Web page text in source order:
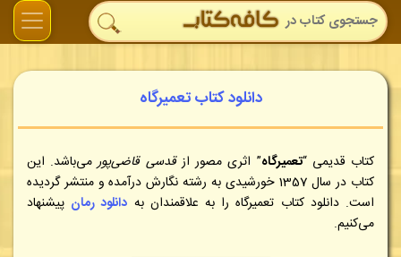
دانلود کتاب تعمیرگاه
کتاب قدیمی “تعمیرگاه” اثری مصور ازقدسی قاضی‌پورمی‌باشد. این
کتاب در سال 1357 خورشیدی به رشته نگارش درآمده و منتشر گردیده
است. دانلود کتاب تعمیرگاه را به علاقمندان به دانلود رمان پیشنهاد
می‌کنیم.